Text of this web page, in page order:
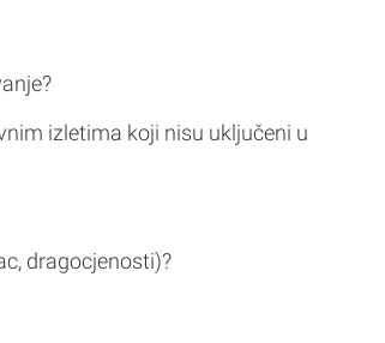
izletima koji nisu uključeni u
dragocjenosti)?